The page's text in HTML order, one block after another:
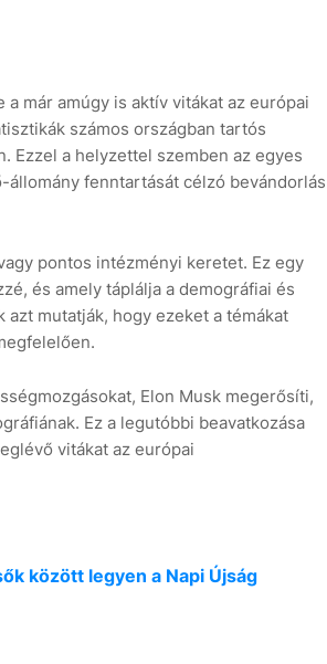
már amúgy is aktív vitákat az európai
számos országban tartós
Ezzel a helyzettel szemben az egyes
állomány fenntartását célzó bevándorlás
pontos intézményi keretet. Ez egy
és amely táplálja a demográfiai és
mutatják, hogy ezeket a témákat
Elon Musk megerősíti,
Ez a legutóbbi beavatkozása
vitákat az európai
között legyen a Napi Újság